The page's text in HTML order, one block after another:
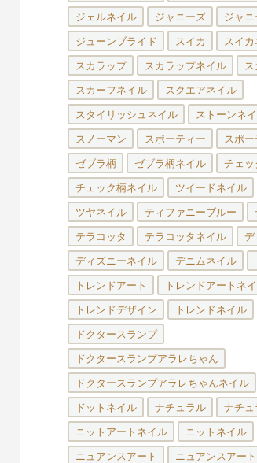
ジェルネイル ジャニーズ ジャ
ジューンブライド スイカ スイ
スカラップ スカラップネイル
スカーフネイル スクエアネイル
スタイリッシュネイル ストーンネ
スノーマン スポーティー スポ
ゼブラ柄 ゼブラ柄ネイル チェッ
チェック柄ネイル ツイードネイル
ツヤネイル ティファニーブルー
テラコッタ テラコッタネイル デ
ディズニーネイル デニムネイル
トレンドアート トレンドアートネ
トレンドデザイン トレンドネイル
ドクタースランプ
ドクタースランプアラレちゃん
ドクタースランプアラレちゃんネイル
ドットネイル ナチュラル ナチュ
ニットアートネイル ニットネイル
ニュアンスアート ニュアンスアー